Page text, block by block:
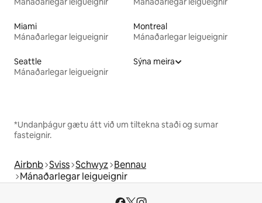
Miami
Mánaðarlegar leigueignir
Montreal
Mánaðarlegar leigueignir
Seattle
Mánaðarlegar leigueignir
Sýna meira
*Undanþágur gætu átt við um tiltekna staði og sumar
fasteignir.
Airbnb Sviss Schwyz Bennau
Mánaðarlegar leigueignir